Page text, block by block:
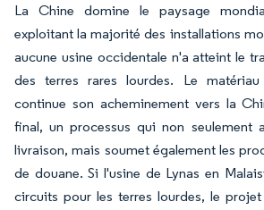
La Chine domine le paysage
exploitant la majorité des installations
aucune usine occidentale n'a atteint le
des terres rares lourdes. Le
continue son acheminement vers la
final, un processus qui non seulement
livraison, mais soumet également les
de douane. Si l'usine de Lynas en
circuits pour les terres lourdes, le